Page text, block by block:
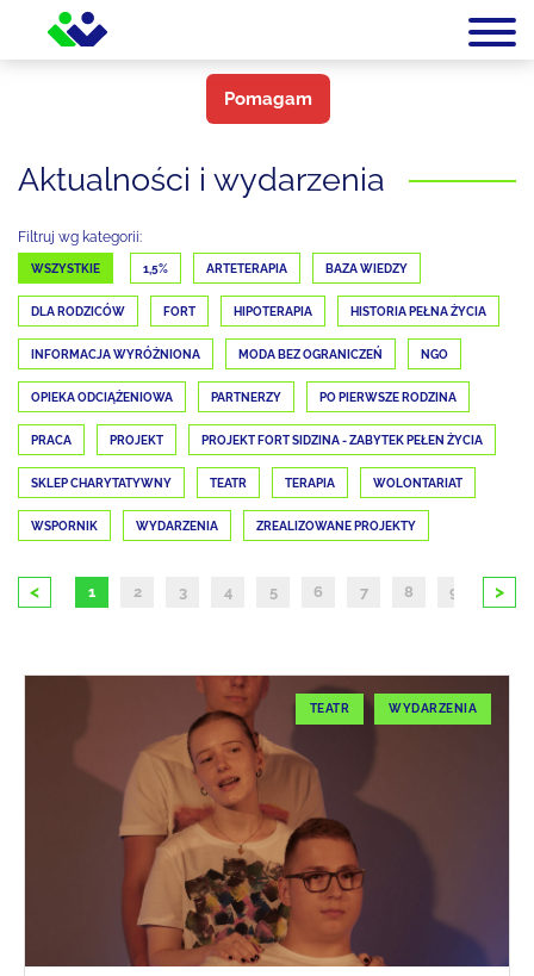
Pomagam
Aktualności i wydarzenia
Filtruj wg kategorii:
WSZYSTKIE 1,5% ARTETERAPIA BAZA WIEDZY
DLA RODZICÓW FORT HIPOTERAPIA HISTORIA PEŁNA ŻYCIA
INFORMACJA WYRÓŻNIONA MODA BEZ OGRANICZEŃ NGO
OPIEKA ODCIĄŻENIOWA PARTNERZY PO PIERWSZE RODZINA
PRACA PROJEKT PROJEKT FORT SIDZINA - ZABYTEK PEŁEN ŻYCIA
SKLEP CHARYTATYWNY TEATR TERAPIA WOLONTARIAT
WSPORNIK WYDARZENIA ZREALIZOWANE PROJEKTY
< 1 2 3 4 5 6 7 8 9 10
>
TEATR WYDARZENIA